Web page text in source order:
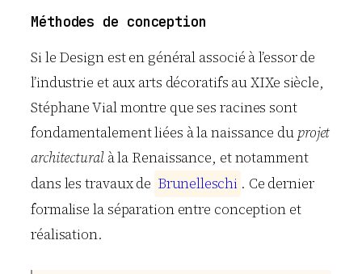
Méthodes de conception
Si le Design est en général associé à l’essor de
l’industrie et aux arts décoratifs au XIXe siècle,
Stéphane Vial montre que ses racines sont
fondamentalement liées à la naissance du projet
architecturalà la Renaissance, et notamment
dans les travaux de Brunelleschi . Ce dernier
formalise la séparation entre conception et
réalisation.